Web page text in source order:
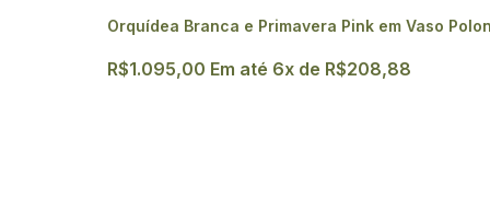
Orquídea Branca e Primavera Pink em Vaso
R$1.095,00 Em até 6x de R$208,88